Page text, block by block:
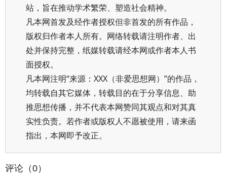
站，旨在推动学术繁荣、塑造社会精神。
凡本网首发及经作者授权但非首发的所有作品，
版权归作者本人所有。网络转载请注明作者、出
处并保持完整，纸媒转载请经本网或作者本人书
面授权。
凡本网注明“来源：XXX（非爱思想网）”的作品，
均转载自其它媒体，转载目的在于分享信息、助
推思想传播，并不代表本网赞同其观点和对其真
实性负责。若作者或版权人不愿被使用，请来函
指出，本网即予改正。
评论（0）